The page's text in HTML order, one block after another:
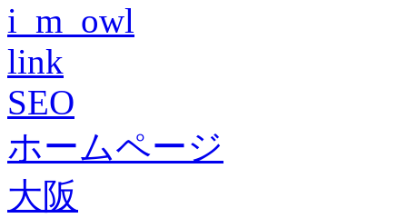
i_m_owl
link
SEO
ホームページ
大阪